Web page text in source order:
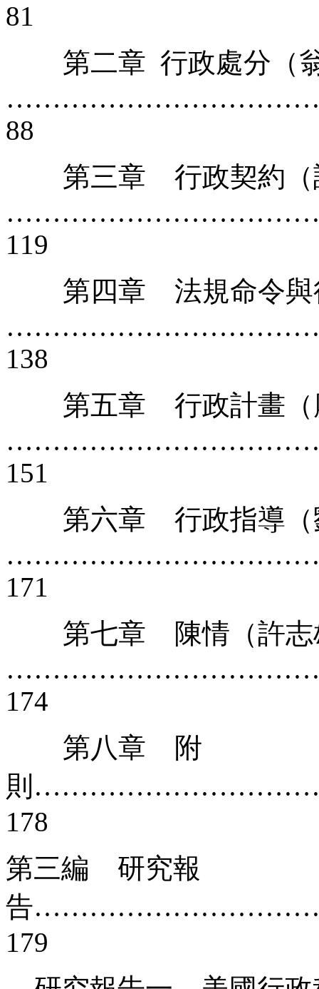
81
第二章 行政處分（
88
第三章 行政契約（
119
第四章 法規命令與
138
第五章 行政計畫（
151
第六章 行政指導（
171
第七章 陳情（許志
174
第八章 附
則
178
第三編 研究報
告
179